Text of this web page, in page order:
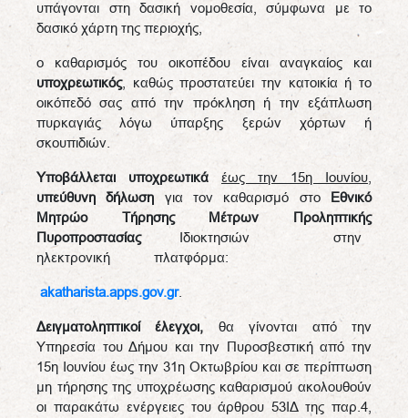
υπάγονται στη δασική νομοθεσία, σύμφωνα με το
δασικό χάρτη της περιοχής,
ο καθαρισμός του οικοπέδου είναι αναγκαίος και
υποχρεωτικός, καθώς προστατεύει την κατοικία ή το
οικόπεδό σας από την πρόκληση ή την εξάπλωση
πυρκαγιάς λόγω ύπαρξης ξερών χόρτων ή
σκουπιδιών.
Υποβάλλεται υποχρεωτικά έως την 15η Ιουνίου
υπεύθυνη δήλωση για τον καθαρισμό στο Εθνικό
Μητρώο Τήρησης Μέτρων Προληπτικής
ΠυροπροστασίαςΙδιοκτησιών στην
ηλεκτρονική πλατφόρμα:
akatharista.apps.gov.gr.
Δειγματοληπτικοί έλεγχοι, θα γίνονται από την
Υπηρεσία του Δήμου και την Πυροσβεστική από την
15η Ιουνίου έως την 31η Οκτωβρίου και σε περίπτωση
μη τήρησης της υποχρέωσης καθαρισμού ακολουθούν
οι παρακάτω ενέργειες του άρθρου 53ΙΔ της παρ.4,